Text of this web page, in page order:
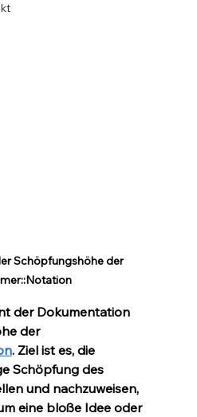
Schöpfungshöhe der
der Dokumentation
der
. Ziel ist es, die
Schöpfung des
und nachzuweisen,
eine bloße Idee oder